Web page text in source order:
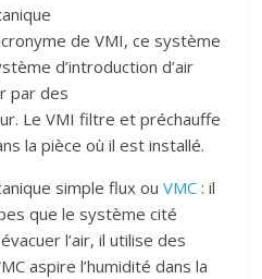
de VMI, ce système
d’introduction d’air
par des
Le VMI filtre et préchauffe
la pièce où il est installé.
simple flux ouVMC : il
que le système cité
l’air, il utilise des
aspire l’humidité dans la